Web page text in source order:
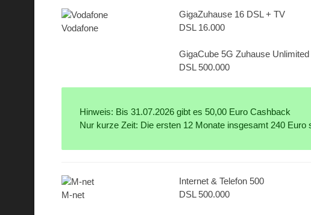
Vodafone
GigaZuhause 16 DSL + TV
DSL 16.000
GigaCube 5G Zuhause Unlimited
DSL 500.000
Hinweis: Bis 31.07.2026 gibt es 50,00 Euro Cashback
Nur kurze Zeit: Die ersten 12 Monate insgesamt 240 Euro
M-net
Internet & Telefon 500
DSL 500.000